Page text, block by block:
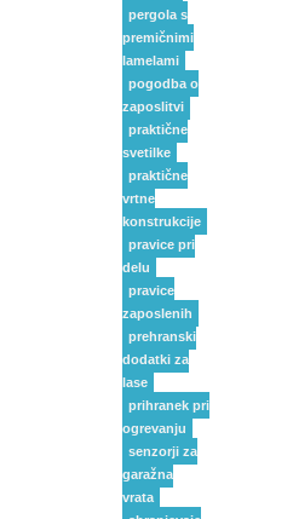
pergola s
premičnimi
lamelami
pogodba o
zaposlitvi
praktične
svetilke
praktične
vrtne
konstrukcije
pravice pri
delu
pravice
zaposlenih
prehranski
dodatki za
lase
prihranek pri
ogrevanju
senzorji za
garažna
vrata